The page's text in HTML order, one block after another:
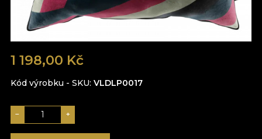
1 198,00 Kč
Kód výrobku - SKU VLDLP0017
− +